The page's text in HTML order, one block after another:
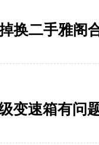
换二手雅阁
变速箱有问